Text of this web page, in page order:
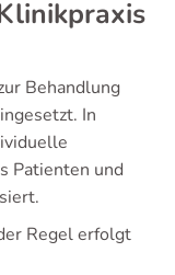
Behandlung
In
Patienten und
Regel erfolgt